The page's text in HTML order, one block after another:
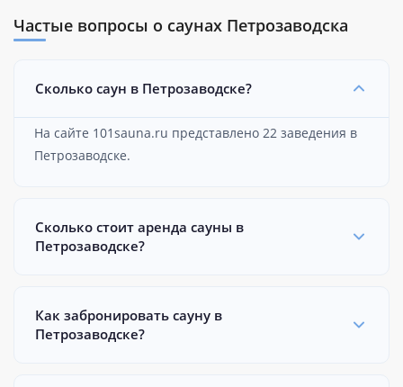
Частые вопросы о саунах Петрозаводска
Сколько саун в Петрозаводске?
На сайте 101sauna.ru представлено 22 заведения в
Петрозаводске.
Сколько стоит аренда сауны в
Петрозаводске?
Как забронировать сауну в
Петрозаводске?